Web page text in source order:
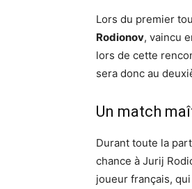
Lors du premier
Rodionov, vaincu
lors de cette
sera donc au
Un match
Durant toute la
chance à Jurij
joueur français,